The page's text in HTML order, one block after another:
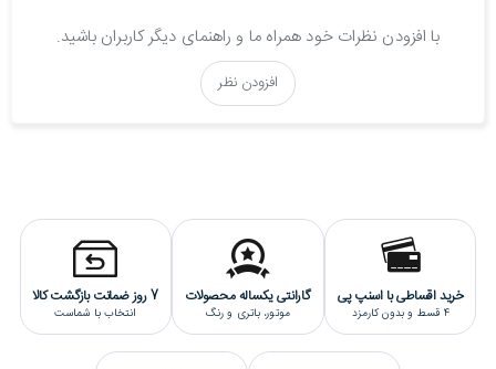
شده است.
موتور ساعت g-shock مردانه :
این ساعت کاسیو از یک موتور کوارتز(باتری خور) ژاپنی بهره می برد که از
نشان دادن زمان به صورت دیجیتال و آنالوگ
دارای کرنومتر
دارای تایمر معکوس
دارای تقویم کامل
ساعت جهانی | 31 منطقه زمان جهانی(48 شهر)
دارای آلارم
با افزودن نظرات خود همراه ما و راهنمای دیگر کاربران باشید.
افزودن نظر
خرید اقساطی با اسنپ پی
4 قسط و بدون کارمزد
گارانتی یکساله محصولات
موتور، باتری و رنگ
7 روز ضمانت بازگشت کالا
انتخاب با شماست